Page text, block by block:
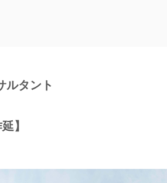
ルタント
】